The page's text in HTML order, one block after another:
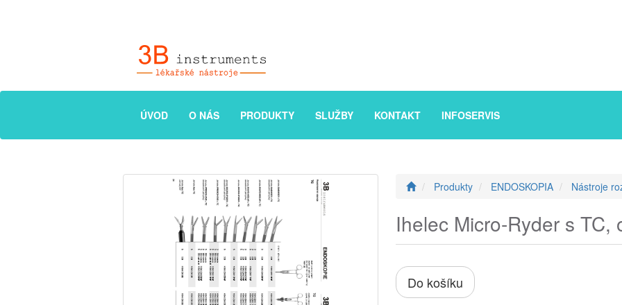
ÚVOD O NÁS PRODUKTY SLUŽBY KONTAKT INFOSERVIS
Produkty ENDOSKOPIA Nástroje
Ihelec Micro-Ryder s TC,
Do košíku